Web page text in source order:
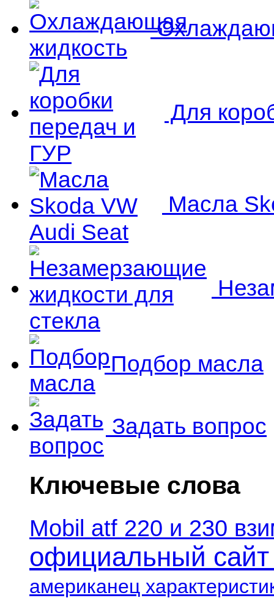
Для
Масла
Подбор масла
Задать вопрос
Ключевые слова
Mobil atf 220 и 230
официальный сайт
американец